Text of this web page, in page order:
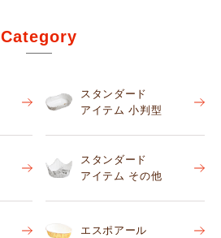
Category
スタンダード
アイテム 小判型
スタンダード
アイテム その他
エスポアール